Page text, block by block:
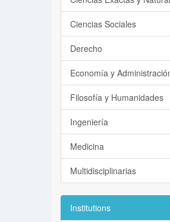
Ciencias Sociales
Derecho
Economía y
Filosofía y Humanidades
Ingeniería
Medicina
Multidisciplinarias
Institutions